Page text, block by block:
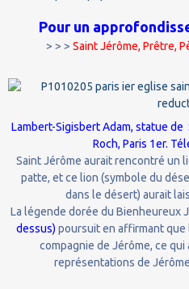
Pour un
> > > Saint Jérôme, Prêtre,
Lambert-Sigisbert Adam, statue de
Roch, Paris 1er.
Saint Jérôme aurait rencontré un
patte, et ce lion (symbole du
dans le désert) aurait
La légende dorée du Bienheureux
dessus) poursuit en affirmant que
compagnie de Jérôme, ce
représentations de